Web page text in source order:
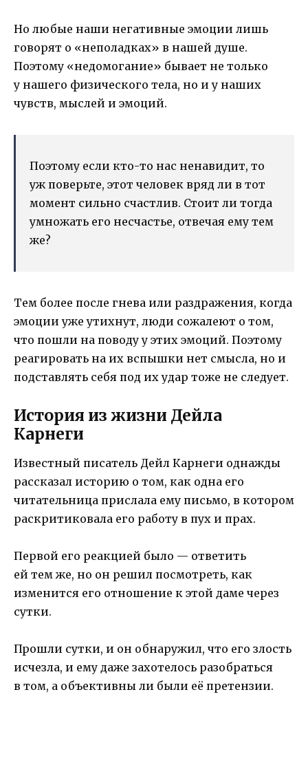
Но любые наши негативные эмоции лишь
говорят о «неполадках» в нашей душе.
Поэтому «недомогание» бывает не только
у нашего физического тела, но и у наших
чувств, мыслей и эмоций.
Поэтому если кто-то нас ненавидит, то
уж поверьте, этот человек вряд ли в тот
момент сильно счастлив. Стоит ли тогда
умножать его несчастье, отвечая ему тем
же?
Тем более после гнева или раздражения, когда
эмоции уже утихнут, люди сожалеют о том,
что пошли на поводу у этих эмоций. Поэтому
реагировать на их вспышки нет смысла, но и
подставлять себя под их удар тоже не следует.
История из жизни Дейла
Карнеги
Известный писатель Дейл Карнеги однажды
рассказал историю о том, как одна его
читательница прислала ему письмо, в котором
раскритиковала его работу в пух и прах.
Первой его реакцией было — ответить
ей тем же, но он решил посмотреть, как
изменится его отношение к этой даме через
сутки.
Прошли сутки, и он обнаружил, что его злость
исчезла, и ему даже захотелось разобраться
в том, а объективны ли были её претензии.